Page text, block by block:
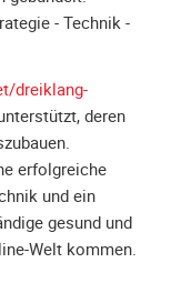
- Technik -
dreiklang-
deren
erfolgreiche
und ein
gesund und
Welt kommen.